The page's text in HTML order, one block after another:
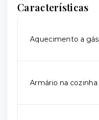
Características
Aquecimento a gás
Armário na cozinha